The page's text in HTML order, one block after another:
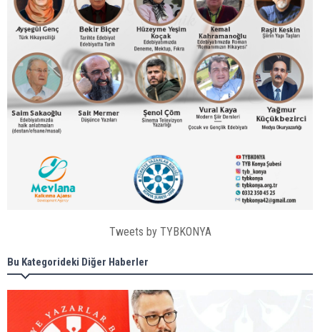
Tweets by TYBKONYA
Bu Kategorideki Diğer Haberler